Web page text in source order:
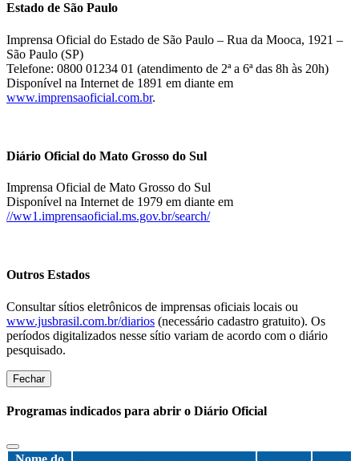
Estado de São Paulo
Imprensa Oficial do Estado de São Paulo – Rua da Mooca, 1921 –
São Paulo (SP)
Telefone: 0800 01234 01 (atendimento de 2ª a 6ª das 8h às 20h)
Disponível na Internet de 1891 em diante em
www.imprensaoficial.com.br.
Diário Oficial do Mato Grosso do Sul
Imprensa Oficial de Mato Grosso do Sul
Disponível na Internet de 1979 em diante em
//ww1.imprensaoficial.ms.gov.br/search/
Outros Estados
Consultar sítios eletrônicos de imprensas oficiais locais ou
www.jusbrasil.com.br/diarios (necessário cadastro gratuito). Os
períodos digitalizados nesse sítio variam de acordo com o diário
pesquisado.
Fechar
Programas indicados para abrir o Diário Oficial